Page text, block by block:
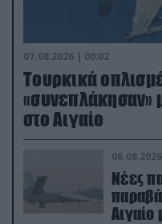
07.08.2026 | 00:02
Τουρκικά
«συνεπλάκησαν»
στο Αιγαίο
06.08.2026
Νέες
Αιγαίο